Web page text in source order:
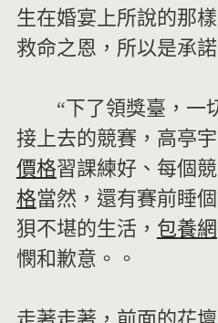
生在婚宴上所說的那
救命之恩，所以是承
“下了領獎臺，一
接上去的競賽，高亭
價格習課練好、每個
格當然，還有賽前睡
狽不堪的生活， 包養網
憫和歉意。。